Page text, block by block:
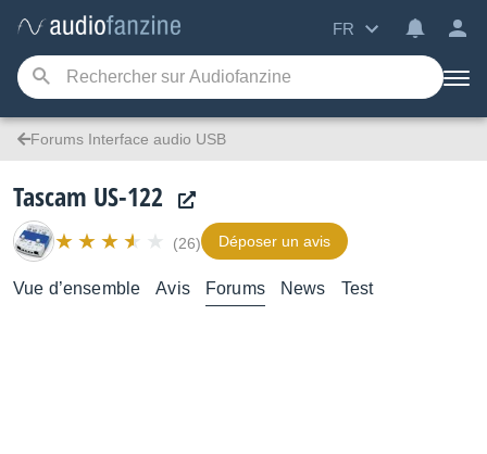
FR
Forums Interface audio USB
Tascam US-122
(26) Déposer un avis
Vue d’ensemble Avis Forums News Test